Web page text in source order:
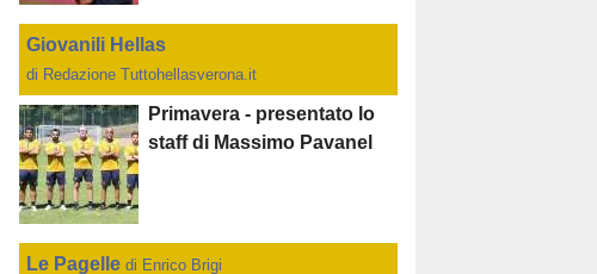
Giovanili Hellas
di Redazione Tuttohellasverona.it
Primavera - presentato lo
staff di Massimo Pavanel
Le Pagelle di Enrico Brigi